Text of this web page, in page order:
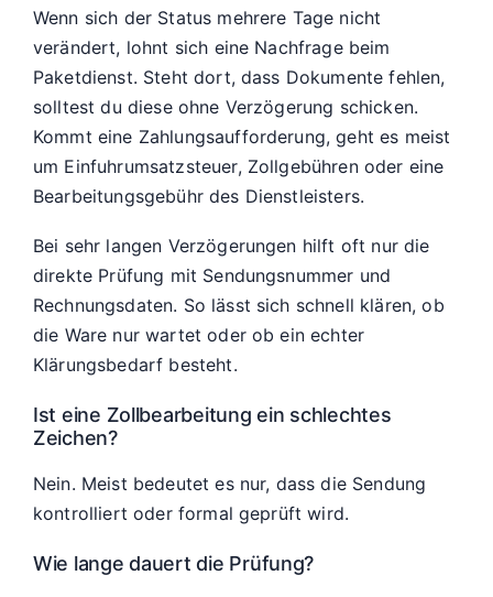
Wenn sich der Status mehrere Tage nicht
verändert, lohnt sich eine Nachfrage beim
Paketdienst. Steht dort, dass Dokumente fehlen,
solltest du diese ohne Verzögerung schicken.
Kommt eine Zahlungsaufforderung, geht es meist
um Einfuhrumsatzsteuer, Zollgebühren oder eine
Bearbeitungsgebühr des Dienstleisters.
Bei sehr langen Verzögerungen hilft oft nur die
direkte Prüfung mit Sendungsnummer und
Rechnungsdaten. So lässt sich schnell klären, ob
die Ware nur wartet oder ob ein echter
Klärungsbedarf besteht.
Ist eine Zollbearbeitung ein schlechtes
Zeichen?
Nein. Meist bedeutet es nur, dass die Sendung
kontrolliert oder formal geprüft wird.
Wie lange dauert die Prüfung?